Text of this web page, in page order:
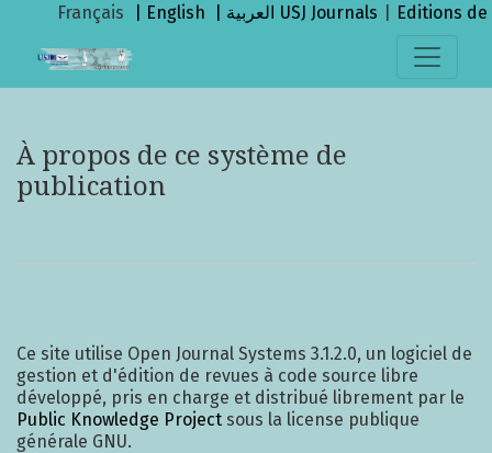
À propos de ce système de publication
Français | English | العربية USJ Journals Editions de
À propos de ce système de
publication
Ce site utilise Open Journal Systems 3.1.2.0, un logiciel de
gestion et d'édition de revues à code source libre
développé, pris en charge et distribué librement par le
Public Knowledge Project sous la license publique
générale GNU.